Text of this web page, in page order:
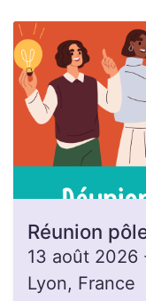
Réunion
13 août 2026
Lyon, France